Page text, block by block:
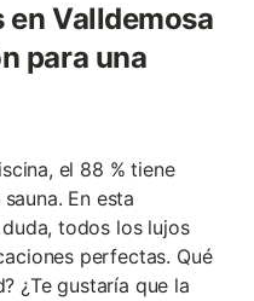
en Valldemosa
para una
el 88 % tiene
En esta
todos los lujos
perfectas. Qué
¿Te gustaría que la